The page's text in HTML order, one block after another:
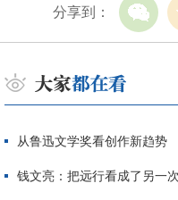
分享到：
从鲁迅文学奖看创作新趋势
钱文亮：把远行看成了另一